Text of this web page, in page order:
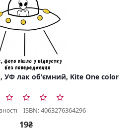
УФ лак об'ємний, Kite One color
ISBN: 4063276364296
19₴